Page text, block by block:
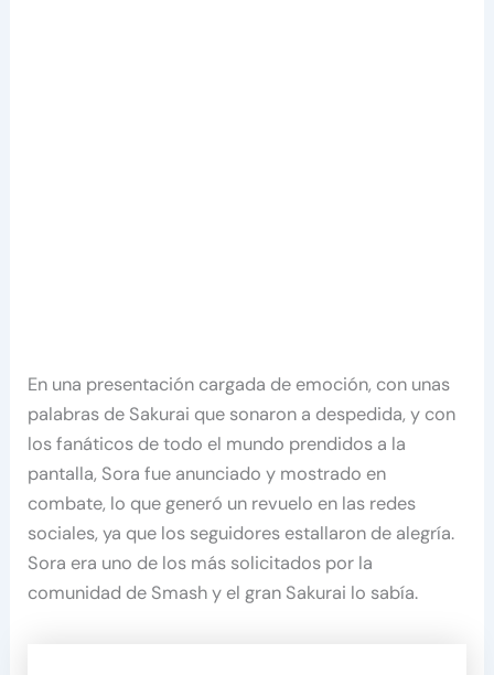
En una presentación cargada de emoción, con unas
palabras de Sakurai que sonaron a despedida, y con
los fanáticos de todo el mundo prendidos a la
pantalla, Sora fue anunciado y mostrado en
combate, lo que generó un revuelo en las redes
sociales, ya que los seguidores estallaron de alegría.
Sora era uno de los más solicitados por la
comunidad de Smash y el gran Sakurai lo sabía.